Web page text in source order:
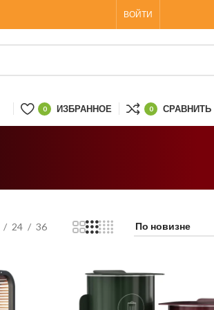
ВОЙТИ
0 ИЗБРАННОЕ 0 СРАВНИТЬ
24 36